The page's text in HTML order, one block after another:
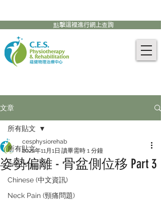
點擊這裡進行網上查詢
文章
所有貼文
English
Chinese (中文資訊)
Neck Pain (頸痛問題)
所有貼文
姿勢偏離 - 骨盆側位移 Part 3
cesphysiorehab
2022年11月1日 讀畢需時 1 分鐘